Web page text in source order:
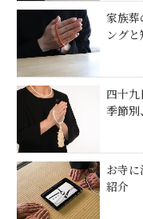
家族葬
ング
四十九
季節
お寺
紹介